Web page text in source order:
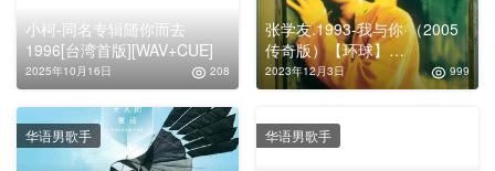
小柯-同名专辑随你而去
1996[台湾首版][WAV+CUE]
2025年10月16日 208
张学友.1993-我与你·（2005
传奇版）【环球】
【WAV+CUE】
2023年12月3日 999
华语男歌手 华语男歌手